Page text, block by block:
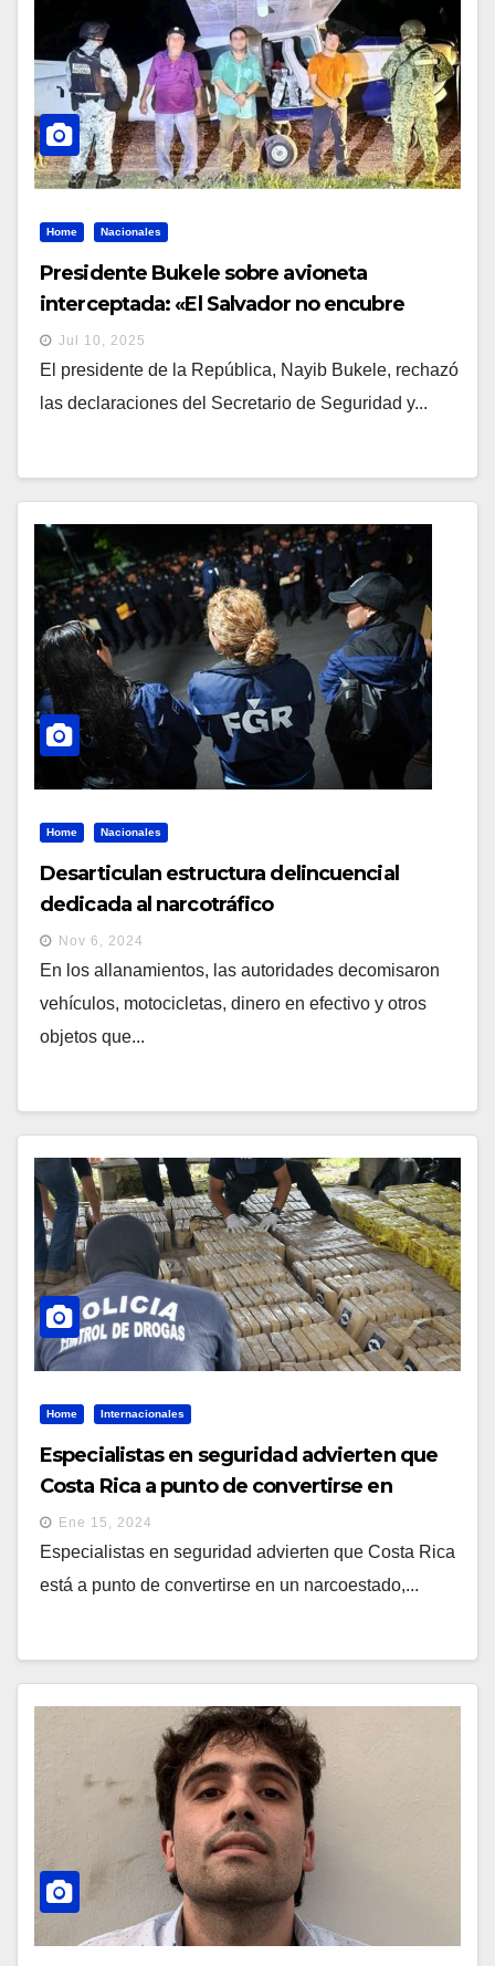
Home Nacionales
Presidente Bukele sobre avioneta
interceptada: «El Salvador no encubre
criminales»
Jul 10, 2025
El presidente de la República, Nayib Bukele, rechazó
las declaraciones del Secretario de Seguridad y...
Home Nacionales
Desarticulan estructura delincuencial
dedicada al narcotráfico
Nov 6, 2024
En los allanamientos, las autoridades decomisaron
vehículos, motocicletas, dinero en efectivo y otros
objetos que...
Home Internacionales
Especialistas en seguridad advierten que
Costa Rica a punto de convertirse en
narcoestado
Ene 15, 2024
Especialistas en seguridad advierten que Costa Rica
está a punto de convertirse en un narcoestado,...